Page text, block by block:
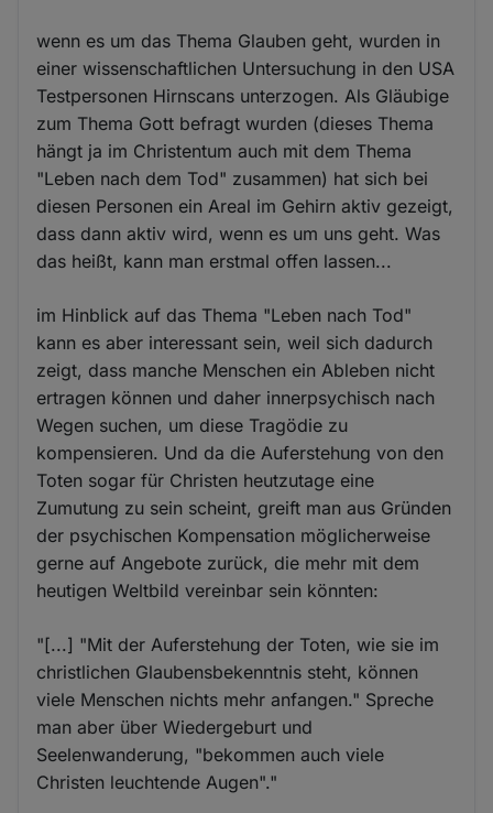
wenn es um das Thema Glauben geht, wurden in
einer wissenschaftlichen Untersuchung in den USA
Testpersonen Hirnscans unterzogen. Als Gläubige
zum Thema Gott befragt wurden (dieses Thema
hängt ja im Christentum auch mit dem Thema
"Leben nach dem Tod" zusammen) hat sich bei
diesen Personen ein Areal im Gehirn aktiv gezeigt,
dass dann aktiv wird, wenn es um uns geht. Was
das heißt, kann man erstmal offen lassen...
im Hinblick auf das Thema "Leben nach Tod"
kann es aber interessant sein, weil sich dadurch
zeigt, dass manche Menschen ein Ableben nicht
ertragen können und daher innerpsychisch nach
Wegen suchen, um diese Tragödie zu
kompensieren. Und da die Auferstehung von den
Toten sogar für Christen heutzutage eine
Zumutung zu sein scheint, greift man aus Gründen
der psychischen Kompensation möglicherweise
gerne auf Angebote zurück, die mehr mit dem
heutigen Weltbild vereinbar sein könnten:
"[...] "Mit der Auferstehung der Toten, wie sie im
christlichen Glaubensbekenntnis steht, können
viele Menschen nichts mehr anfangen." Spreche
man aber über Wiedergeburt und
Seelenwanderung, "bekommen auch viele
Christen leuchtende Augen"."